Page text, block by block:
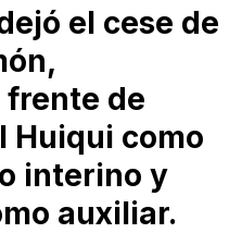
el cese de
frente de
Huiqui como
interino y
auxiliar.